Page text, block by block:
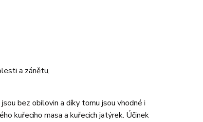
a zánětu,
bez obilovin a díky tomu jsou vhodné i
kuřecího masa a kuřecích jatýrek. Účinek